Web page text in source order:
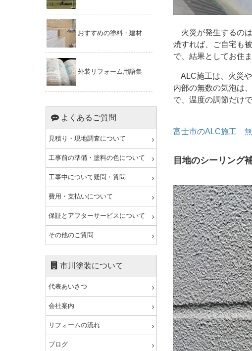
おすすめの塗料・建材
外装リフォーム用語集
よくあるご質問
見積り・現地調査について
工事前の準備・塗料の色について
工事中について疑問・質問
費用・支払いについて
保証とアフターサービスについて
その他のご質問
市川塗装について
代表あいさつ
会社案内
リフォームの流れ
ブログ
火災が発生するの
焼すれば、ご自宅も
で、結果としてお住
ALC施工は、火災や
内部の無数の気泡は
で、温度の調節だけ
富士市のALC施工 無
目地のシーリング